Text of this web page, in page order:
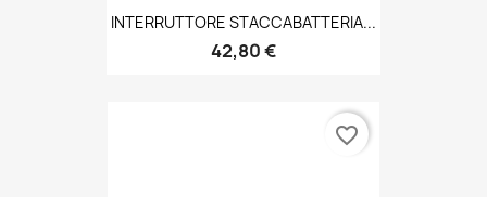
INTERRUTTORE STACCABATTERIA...
42,80 €
favorite_border